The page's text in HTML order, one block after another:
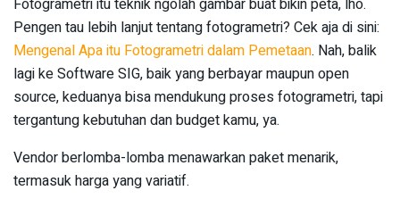
Fotogrametri itu teknik ngolah gambar buat bikin peta, lho.
Pengen tau lebih lanjut tentang fotogrametri? Cek aja di sini:
Mengenal Apa itu Fotogrametri dalam Pemetaan. Nah, balik
lagi ke Software SIG, baik yang berbayar maupun open
source, keduanya bisa mendukung proses fotogrametri, tapi
tergantung kebutuhan dan budget kamu, ya.
Vendor berlomba-lomba menawarkan paket menarik,
termasuk harga yang variatif.